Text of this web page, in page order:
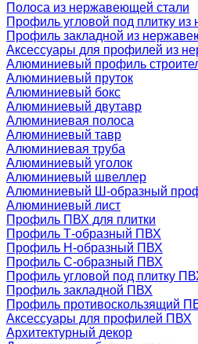
Полоса из нержавеющей стали
Профиль угловой под плитку
Профиль закладной из
Аксессуары для профилей из
Алюминиевый профиль
Алюминиевый пруток
Алюминиевый бокс
Алюминиевый двутавр
Алюминиевая полоса
Алюминиевый тавр
Алюминиевая труба
Алюминиевый уголок
Алюминиевый швеллер
Алюминиевый Ш-образный
Алюминиевый лист
Профиль ПВХ для плитки
Профиль Т-образный ПВХ
Профиль H-образный ПВХ
Профиль C-образный ПВХ
Профиль угловой под плитку
Профиль закладной ПВХ
Профиль противоскользящий
Аксессуары для профилей ПВХ
Архитектурный декор